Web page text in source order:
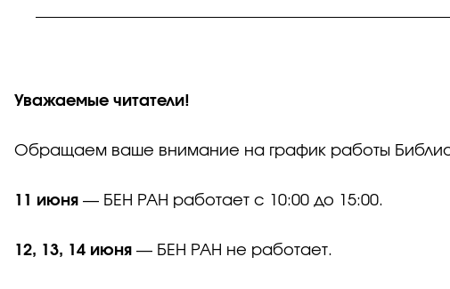
Уважаемые читатели!
Обращаем ваше внимание на график работы
11 июня — БЕН РАН работает с 10:00 до 15:00.
12, 13, 14 июня — БЕН РАН не работает.